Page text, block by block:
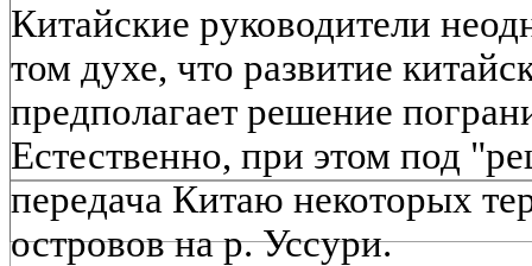
Китайские руководители
том духе, что развитие
предполагает решение
Естественно, при этом под
передача Китаю некоторых
островов на р. Уссури.